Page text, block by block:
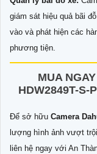
giám sát hiệu quả bãi
vào và phát hiện các
phương tiện.
MUA
HDW2849T-S-
Để sở hữu Camera
lượng hình ảnh vượt
liên hệ ngay với An